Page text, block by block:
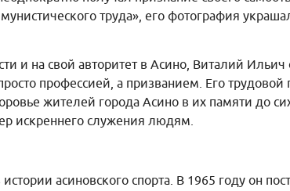
труда», его фотография
и на свой авторитет в Асино, Виталий
профессией, а призванием. Его трудовой
жителей города Асино в их памяти до
искреннего служения людям.
асиновского спорта. В 1965 году он